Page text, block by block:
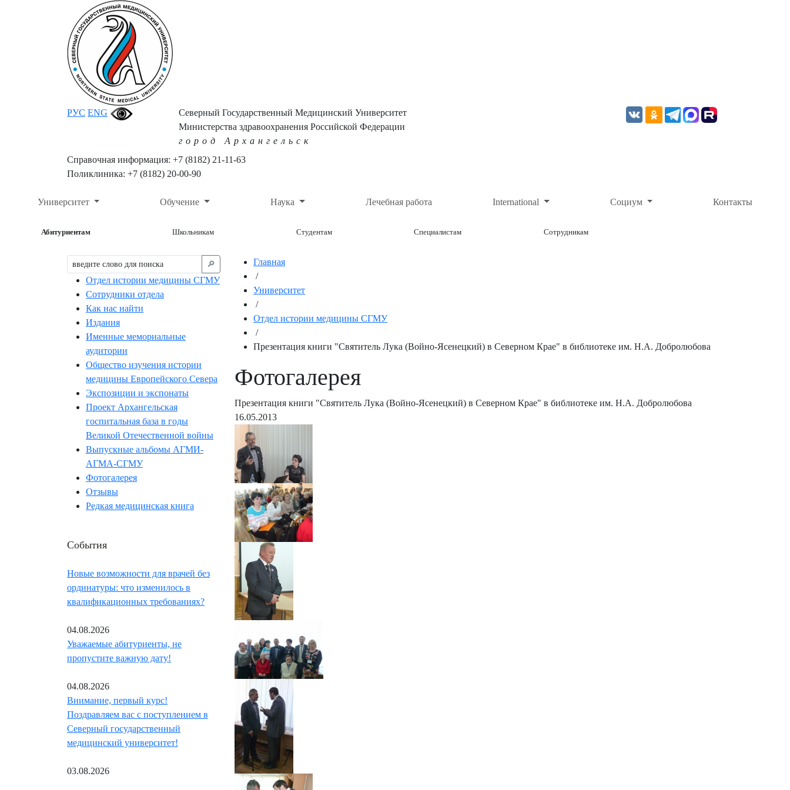
РУС ENG
Северный Государственный Медицинский Университет
Министерства здравоохранения Российской Федерации
город Архангельск
Справочная информация: +7 (8182) 21-11-63
Поликлиника: +7 (8182) 20-00-90
Университет Обучение Наука Лечебная работа International Социум Контакты
Абитуриентам Школьникам Студентам Специалистам Сотрудникам
🔎︎
Отдел истории медицины СГМУ
Сотрудники отдела
Как нас найти
Издания
Именные мемориальные
аудитории
Общество изучения истории
медицины Европейского Севера
Экспозиции и экспонаты
Проект Архангельская
госпитальная база в годы
Великой Отечественной войны
Выпускные альбомы АГМИ-
АГМА-СГМУ
Фотогалерея
Отзывы
Редкая медицинская книга
События
Новые возможности для врачей без
ординатуры: что изменилось в
квалификационных требованиях?
04.08.2026
Уважаемые абитуриенты, не
пропустите важную дату!
04.08.2026
Внимание, первый курс!
Поздравляем вас с поступлением в
Северный государственный
медицинский университет!
03.08.2026
Главная
/
Университет
/
Отдел истории медицины СГМУ
/
Презентация книги "Святитель Лука (Войно-Ясенецкий) в Северном Крае" в библиотеке им. Н.А. Добролюбова
Фотогалерея
Презентация книги "Святитель Лука (Войно-Ясенецкий) в Северном Крае" в библиотеке им. Н.А. Добролюбова
16.05.2013